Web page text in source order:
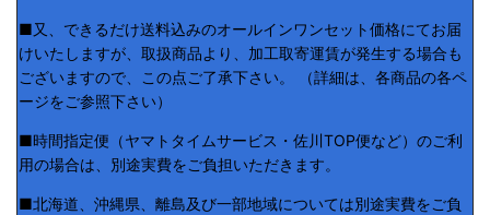
■又、できるだけ送料込みのオールインワンセット価格にてお届
けいたしますが、取扱商品より、加工取寄運賃が発生する場合も
ございますので、この点ご了承下さい。 （詳細は、各商品の各ペ
ージをご参照下さい）
■時間指定便（ヤマトタイムサービス・佐川TOP便など）のご利
用の場合は、別途実費をご負担いただきます。
■北海道、沖縄県、離島及び一部地域については別途実費をご負